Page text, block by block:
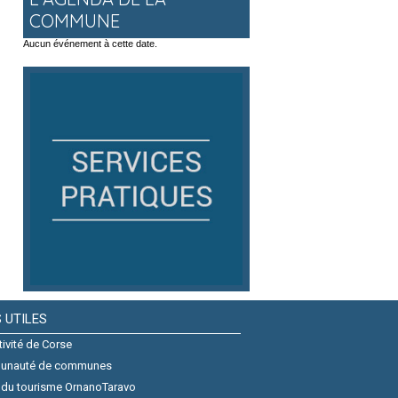
COMMUNE
Aucun événement à cette date.
UTILES
de Corse
de communes
tourisme OrnanoTaravo